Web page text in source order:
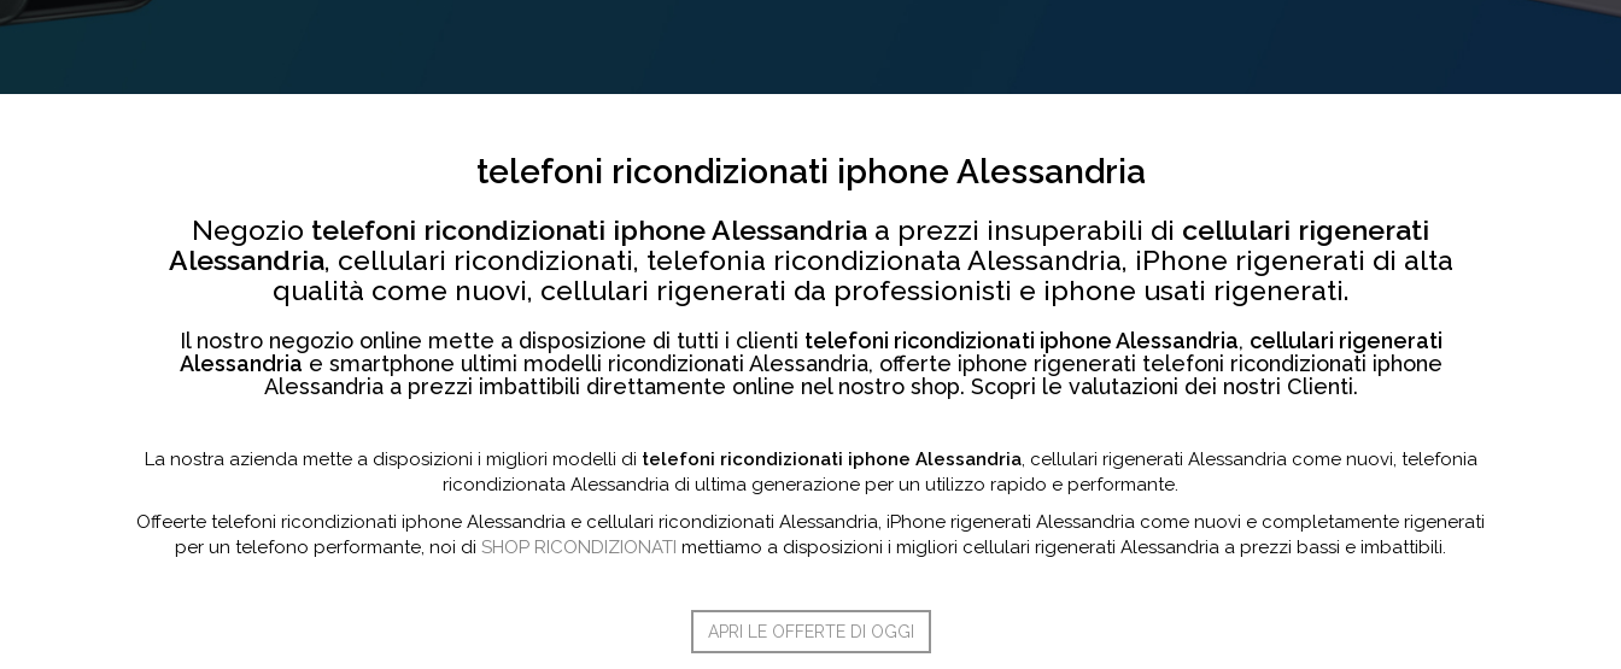
telefoni ricondizionati iphone Alessandria
Negozio telefoni ricondizionati iphone Alessandria a prezzi insuperabili di cellulari rigenerati
Alessandria, cellulari ricondizionati, telefonia ricondizionata Alessandria, iPhone rigenerati di alta
qualità come nuovi, cellulari rigenerati da professionisti e iphone usati rigenerati.
Il nostro negozio online mette a disposizione di tutti i clienti telefoni ricondizionati iphone Alessandria, cellulari rigenerati
Alessandria e smartphone ultimi modelli ricondizionati Alessandria, offerte iphone rigenerati telefoni ricondizionati iphone
Alessandria a prezzi imbattibili direttamente online nel nostro shop. Scopri le valutazioni dei nostri Clienti.
La nostra azienda mette a disposizioni i migliori modelli di telefoni ricondizionati iphone Alessandria, cellulari rigenerati Alessandria come nuovi, telefonia
ricondizionata Alessandria di ultima generazione per un utilizzo rapido e performante.
Offeerte telefoni ricondizionati iphone Alessandria e cellulari ricondizionati Alessandria, iPhone rigenerati Alessandria come nuovi e completamente rigenerati
per un telefono performante, noi di SHOP RICONDIZIONATI mettiamo a disposizioni i migliori cellulari rigenerati Alessandria a prezzi bassi e imbattibili.
APRI LE OFFERTE DI OGGI